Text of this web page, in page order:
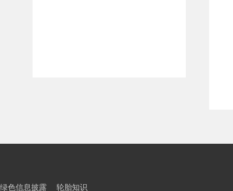
绿色信息披露 轮胎知识